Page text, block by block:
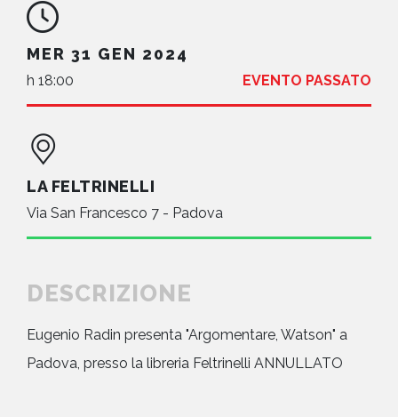
MER 31 GEN 2024
h 18:00 EVENTO PASSATO
LA FELTRINELLI
Via San Francesco 7 - Padova
DESCRIZIONE
Eugenio Radin presenta "Argomentare, Watson" a
Padova, presso la libreria Feltrinelli ANNULLATO